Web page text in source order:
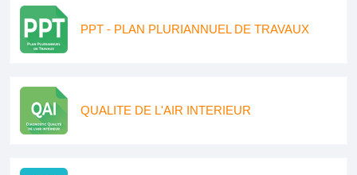
PPT - PLAN PLURIANNUEL DE TRAVAUX
QUALITE DE L'AIR INTERIEUR